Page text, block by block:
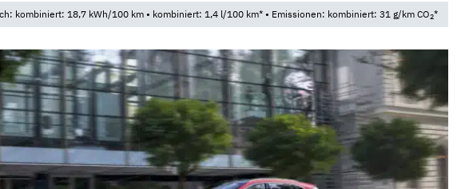
kombiniert: 18,7 kWh/100 km • kombiniert: 1,4 l/100 km* • Emissionen: kombiniert: 31 g/km CO2*